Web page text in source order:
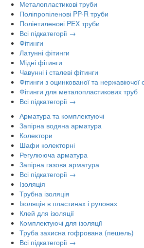
Металопластикові труби
Поліпропіленові PP-R труби
Поліетиленові PEX труби
Всі підкатегорії →
Фітинги
Латунні фітинги
Мідні фітинги
Чавунні і сталеві фітинги
Фітинги з оцинкованої та нержавіючої
Фітинги для металопластикових труб
Всі підкатегорії →
Арматура та комплектуючі
Запірна водяна арматура
Колектори
Шафи колекторні
Регулююча арматура
Запірна газова арматура
Всі підкатегорії →
Ізоляція
Трубна ізоляція
Ізоляція в пластинах і рулонах
Клей для ізоляції
Комплектуючі для ізоляції
Труба захисна гофрована (пешель)
Всі підкатегорії →